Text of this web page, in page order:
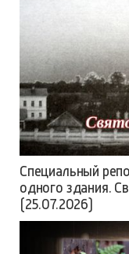
Специальный
одного здания.
(25.07.2026)